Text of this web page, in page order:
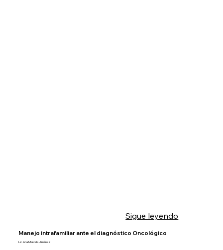
Sigue leyendo
Manejo intrafamiliar ante el diagnóstico Oncológico
Lic. Ana Marcela Jiménez